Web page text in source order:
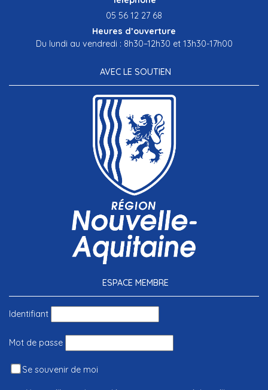
05 56 12 27 68
Heures d’ouverture
Du lundi au vendredi : 8h30–12h30 et 13h30-17h00
AVEC LE SOUTIEN
ESPACE MEMBRE
Identifiant
Mot de passe
Se souvenir de moi